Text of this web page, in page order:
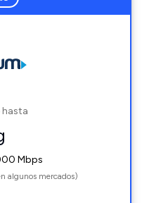
hasta
Mbps
algunos mercados)